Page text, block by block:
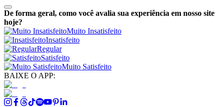
De forma geral, como você avalia sua experiência em nosso site
hoje?
Muito Insatisfeito
Insatisfeito
Regular
Satisfeito
Muito Satisfeito
BAIXE O APP: